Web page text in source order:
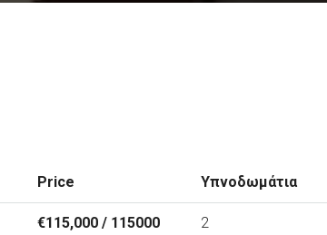
Price Υπνοδωμάτια
€115,000 / 115000 2